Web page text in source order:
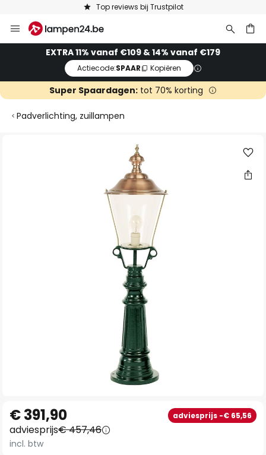
Top reviews bij Trustpilot
naar
EXTRA 11% vanaf €109 & 14% vanaf €179
Actiecode:SPAAR Kopiëren
Super Spaardagen: tot 70% korting
Padverlichting, zuillampen
naar
het
begin
€ 391,90 adviesprijs -€ 65,56
adviesprijs€ 457,46
incl. btw